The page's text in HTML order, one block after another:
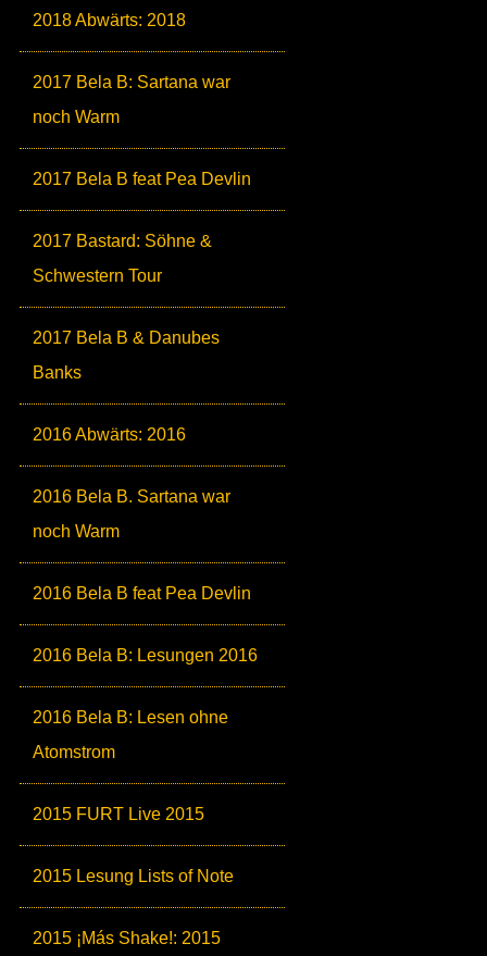
2018 Abwärts: 2018
2017 Bela B: Sartana war
noch Warm
2017 Bela B feat Pea Devlin
2017 Bastard: Söhne &
Schwestern Tour
2017 Bela B & Danubes
Banks
2016 Abwärts: 2016
2016 Bela B. Sartana war
noch Warm
2016 Bela B feat Pea Devlin
2016 Bela B: Lesungen 2016
2016 Bela B: Lesen ohne
Atomstrom
2015 FURT Live 2015
2015 Lesung Lists of Note
2015 ¡Más Shake!: 2015